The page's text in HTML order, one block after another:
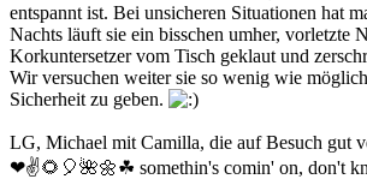
entspannt ist. Bei unsicheren Situationen hat
Nachts läuft sie ein bisschen umher, vorletzte
Korkuntersetzer vom Tisch geklaut und
Wir versuchen weiter sie so wenig wie
Sicherheit zu geben.
LG, Michael mit Camilla, die auf Besuch gut
❤✌🌻🎈🌺🌼☘ somethin's comin' on, don't